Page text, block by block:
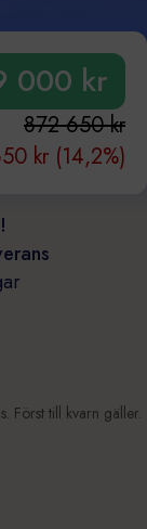
000 kr
872 650 kr
kr (14,2%)
Först till kvarn gäller.